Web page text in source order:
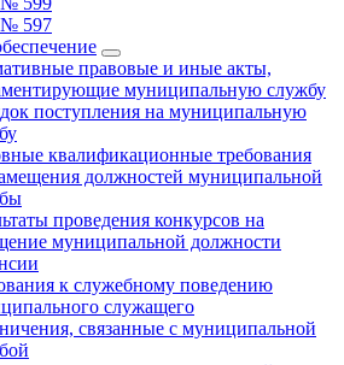
№ 597
правовые и иные акты,
муниципальную службу
поступления на муниципальную
квалификационные требования
должностей муниципальной
проведения конкурсов на
муниципальной должности
к служебному поведению
служащего
связанные с муниципальной